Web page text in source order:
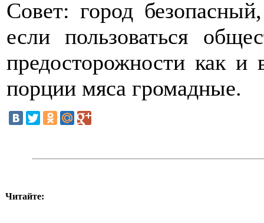
Совет: город
если пользоваться
предосторожности как
порции мяса громадные.
Читайте: